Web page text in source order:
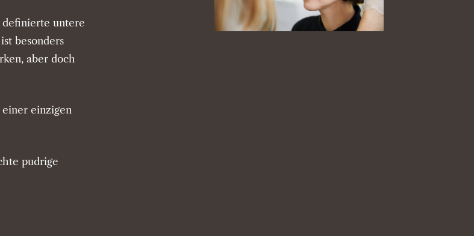
untere
besonders
aber doch
einzigen
pudrige